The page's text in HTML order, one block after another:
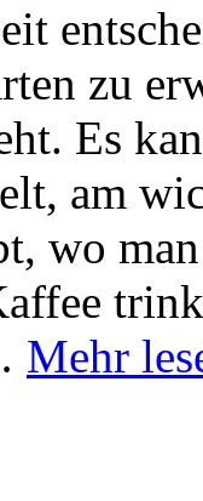
zu
Es
am
wo
Mehr